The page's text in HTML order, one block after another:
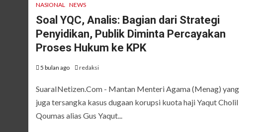
NASIONAL NEWS
Soal YQC, Analis: Bagian dari Strategi
Penyidikan, Publik Diminta Percayakan
Proses Hukum ke KPK
5 bulan ago redaksi
SuaraINetizen.Com - Mantan Menteri Agama (Menag) yang
juga tersangka kasus dugaan korupsi kuota haji Yaqut Cholil
Qoumas alias Gus Yaqut...